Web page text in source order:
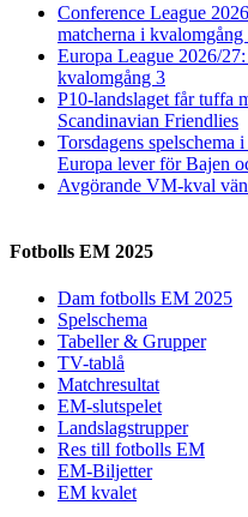
Conference League
matcherna i kvalomgång
Europa League 2026/
kvalomgång 3
P10-landslaget får tuffa
Scandinavian Friendlies
Torsdagens spelschema
Europa lever för Bajen
Avgörande VM-kval
Fotbolls EM 2025
Dam fotbolls EM 2025
Spelschema
Tabeller & Grupper
TV-tablå
Matchresultat
EM-slutspelet
Landslagstrupper
Res till fotbolls EM
EM-Biljetter
EM kvalet